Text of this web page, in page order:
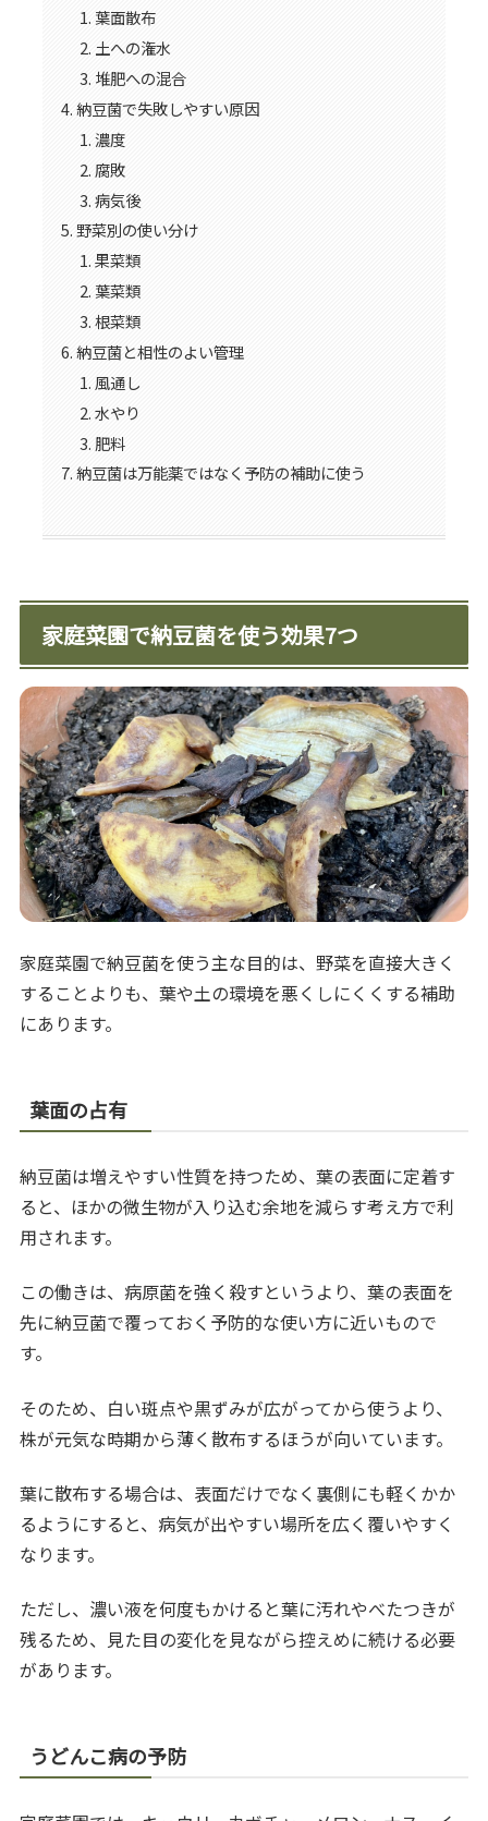
葉面散布
土への潅水
堆肥への混合
納豆菌で失敗しやすい原因
濃度
腐敗
病気後
野菜別の使い分け
果菜類
葉菜類
根菜類
納豆菌と相性のよい管理
風通し
水やり
肥料
納豆菌は万能薬ではなく予防の補助に使う
家庭菜園で納豆菌を使う効果7つ
家庭菜園で納豆菌を使う主な目的は、野菜を直接大きく
することよりも、葉や土の環境を悪くしにくくする補助
にあります。
葉面の占有
納豆菌は増えやすい性質を持つため、葉の表面に定着す
ると、ほかの微生物が入り込む余地を減らす考え方で利
用されます。
この働きは、病原菌を強く殺すというより、葉の表面を
先に納豆菌で覆っておく予防的な使い方に近いもので
す。
そのため、白い斑点や黒ずみが広がってから使うより、
株が元気な時期から薄く散布するほうが向いています。
葉に散布する場合は、表面だけでなく裏側にも軽くかか
るようにすると、病気が出やすい場所を広く覆いやすく
なります。
ただし、濃い液を何度もかけると葉に汚れやべたつきが
残るため、見た目の変化を見ながら控えめに続ける必要
があります。
うどんこ病の予防